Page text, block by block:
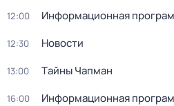
12:00 Информационная
12:30 Новости
13:00 Тaйны Чапман
16:00 Информационная